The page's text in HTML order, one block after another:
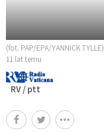
(fot. PAP/EPA/YANNICK TYLLE)
11 lat temu
RV / ptt